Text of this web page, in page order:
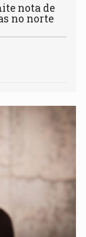
nota de
no norte